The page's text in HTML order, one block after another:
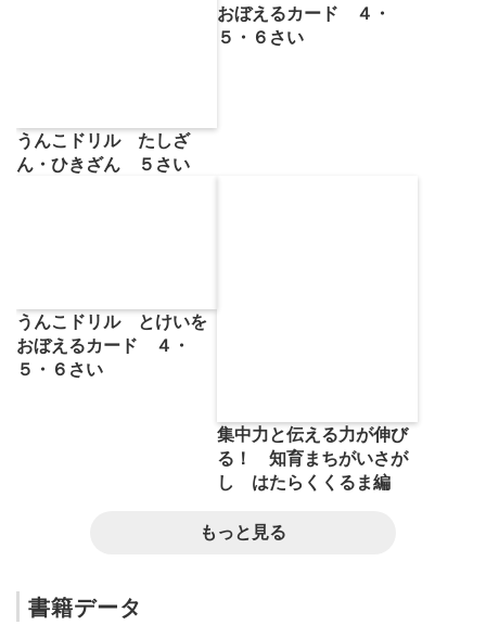
うんこドリル たしざ
ん・ひきざん ５さい
おぼえるカード ４・
５・６さい
うんこドリル とけいを
おぼえるカード ４・
５・６さい
集中力と伝える力が伸び
る！ 知育まちがいさが
し はたらくくるま編
もっと見る
書籍データ